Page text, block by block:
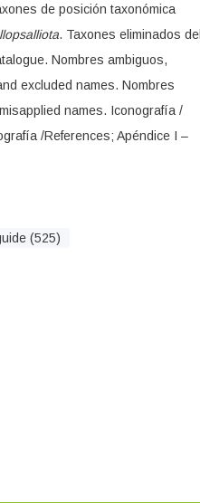
de posición taxonómica
. Taxones eliminados del
Nombres ambiguos,
excluded names. Nombres
names. Iconografía /
/References; Apéndice I –
(525)